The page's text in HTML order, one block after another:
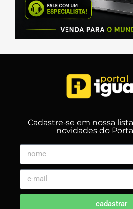
Cadastre-se em nossa
novidades do
cadastrar